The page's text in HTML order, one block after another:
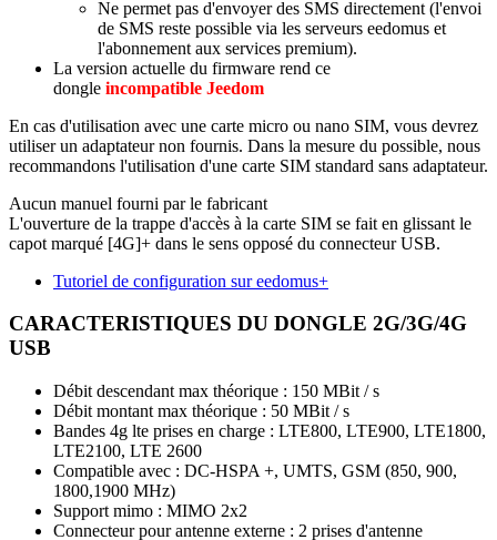
Ne permet pas d'envoyer des SMS directement (l'envoi
de SMS reste possible via les serveurs eedomus et
l'abonnement aux services premium).
La version actuelle du firmware rend ce
dongle incompatible Jeedom
En cas d'utilisation avec une carte micro ou nano SIM, vous devrez
utiliser un adaptateur non fournis. Dans la mesure du possible, nous
recommandons l'utilisation d'une carte SIM standard sans adaptateur.
Aucun manuel fourni par le fabricant
L'ouverture de la trappe d'accès à la carte SIM se fait en glissant le
capot marqué [4G]+ dans le sens opposé du connecteur USB.
Tutoriel de configuration sur eedomus+
CARACTERISTIQUES DU DONGLE 2G/3G/4G
USB
Débit descendant max théorique : 150 MBit / s
Débit montant max théorique : 50 MBit / s
Bandes 4g lte prises en charge : LTE800, LTE900, LTE1800,
LTE2100, LTE 2600
Compatible avec : DC-HSPA +, UMTS, GSM (850, 900,
1800,1900 MHz)
Support mimo : MIMO 2x2
Connecteur pour antenne externe : 2 prises d'antenne